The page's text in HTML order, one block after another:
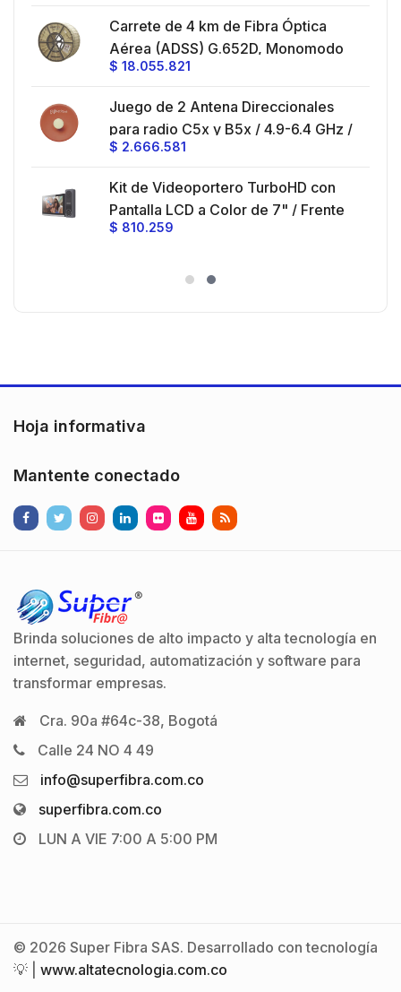
Carrete de 4 km de Fibra Óptica
Aérea (ADSS) G.652D, Monomodo
de 24 Hilos, Exterior, Span 200,
$ 18.055.821
Juego de 2 Antena Direccionales
para radio C5x y B5x / 4.9-6.4 GHz /
Ganancia 27 dBi / Montaje incluido.
$ 2.666.581
Kit de Videoportero TurboHD con
Pantalla LCD a Color de 7" / Frente
de Calle para Exterior de
)130° de Visión (Gran Angular)
$ 810.259
Hoja informativa
Mantente conectado
Brinda soluciones de alto impacto y alta tecnología en
internet, seguridad, automatización y software para
transformar empresas.
Cra. 90a #64c-38, Bogotá
Calle 24 NO 4 49
info@superfibra.com.co
superfibra.com.co
LUN A VIE 7:00 A 5:00 PM
© 2026 Super Fibra SAS. Desarrollado con tecnología
💡 | www.altatecnologia.com.co